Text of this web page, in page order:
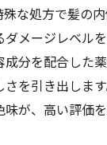
殊な処方で髪の
ダメージレベル
成分を配合した
を引き出しま
が、高い評価を